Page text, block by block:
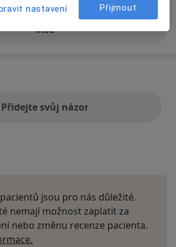
Víceo adrese
Přidejte svůj názor
jsou pro nás důležité.
nemají možnost zaplatit za
nebo změnu recenze pacienta.
nastavení Přijmout